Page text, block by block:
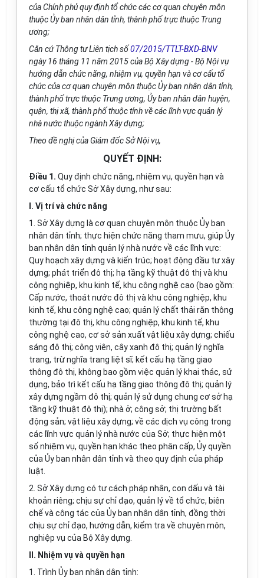
của Chính phủ quy định tổ chức các cơ quan chuyên môn
thuộc Ủy ban nhân dân tỉnh, thành phố trực thuộc Trung
ương;
Căn cứ Thông tư Liên tịch số07/2015/TTLT-BXD-BNV
ngày 16 tháng 11 năm 2015 của Bộ Xây dựng - Bộ Nội vụ
hướng dẫn chức năng, nhiệm vụ, quyền hạn và cơ cấu tổ
chức của cơ quan chuyên môn thuộc Ủy ban nhân dân tỉnh,
thành phố trực thuộc Trung ương, Ủy ban nhân dân huyện,
quận, thị xã, thành phố thuộc tỉnh về các lĩnh vực quản lý
nhà nước thuộc ngành Xây dựng;
Theo đề nghị của Giám đốc Sở Nội vụ,
QUYẾT ĐỊNH:
Điều 1. Quy định chức năng, nhiệm vụ, quyền hạn và
cơ cấu tổ chức Sở Xây dựng, như sau:
I. Vị trí và chức năng
1. Sở Xây dựng là cơ quan chuyên môn thuộc Ủy ban
nhân dân tỉnh; thực hiện chức năng tham mưu, giúp Ủy
ban nhân dân tỉnh quản lý nhà nước về các lĩnh vực:
Quy hoạch xây dựng và kiến trúc; hoạt động đầu tư xây
dựng; phát triển đô thị; hạ tầng kỹ thuật đô thị và khu
công nghiệp, khu kinh tế, khu công nghệ cao (bao gồm:
Cấp nước, thoát nước đô thị và khu công nghiệp, khu
kinh tế, khu công nghệ cao; quản lý chất thải rắn thông
thường tại đô thị, khu công nghiệp, khu kinh tế, khu
công nghệ cao, cơ sở sản xuất vật liệu xây dựng; chiếu
sáng đô thị; công viên, cây xanh đô thị; quản lý nghĩa
trang, trừ nghĩa trang liệt sĩ; kết cấu hạ tầng giao
thông đô thị, không bao gồm việc quản lý khai thác, sử
dụng, bảo trì kết cấu hạ tầng giao thông đô thị; quản lý
xây dựng ngầm đô thị; quản lý sử dụng chung cơ sở hạ
tầng kỹ thuật đô thị); nhà ở; công sở; thị trường bất
động sản; vật liệu xây dựng; về các dịch vụ công trong
các lĩnh vực quản lý nhà nước của Sở; thực hiện một
số nhiệm vụ, quyền hạn khác theo phân cấp, Ủy quyền
của Ủy ban nhân dân tỉnh và theo quy định của pháp
luật.
2. Sở Xây dựng có tư cách pháp nhân, con dấu và tài
khoản riêng; chịu sự chỉ đạo, quản lý về tổ chức, biên
chế và công tác của Ủy ban nhân dân tỉnh, đồng thời
chịu sự chỉ đạo, hướng dẫn, kiểm tra về chuyên môn,
nghiệp vụ của Bộ Xây dựng.
II. Nhiệm vụ và quyền hạn
1. Trình Ủy ban nhân dân tỉnh: